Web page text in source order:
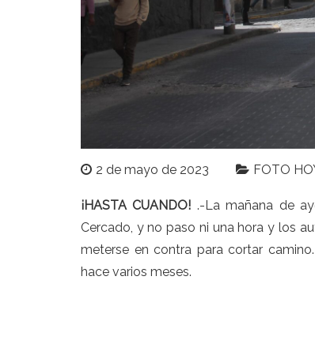
2 de mayo de 2023 FOTO
¡HASTA CUANDO! .-La mañana de
Cercado, y no paso ni una hora y los
meterse en contra para cortar
hace varios meses.